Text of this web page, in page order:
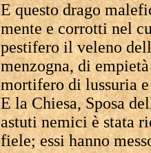
E questo drago
mente e corrotti nel
pestifero il veleno
menzogna, di
mortifero di lussuria
E la Chiesa, Sposa
astuti nemici è stata
fiele; essi hanno